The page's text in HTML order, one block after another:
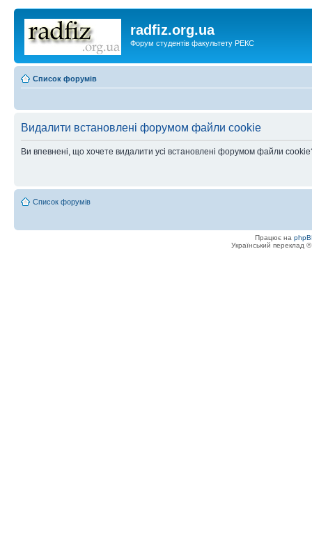
radfiz.org.ua
Форум студентів факультету РЕКС
Список форумів
Видалити встановлені форумом файли cookie
Ви впевнені, що хочете видалити усі встановлені форумом файли
Список форумів
Працює на
Український переклад